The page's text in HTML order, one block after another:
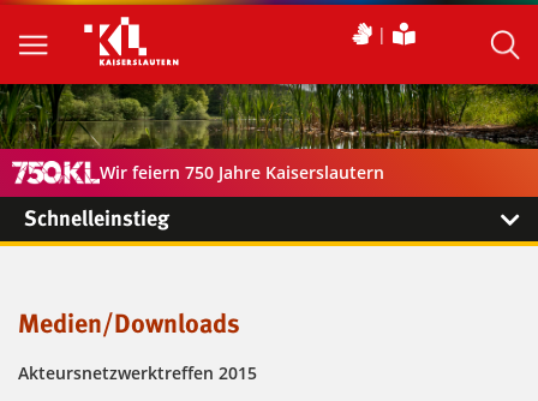
Wir feiern 750 Jahre Kaiserslautern
Schnelleinstieg
Medien/Downloads
Akteursnetzwerktreffen 2015